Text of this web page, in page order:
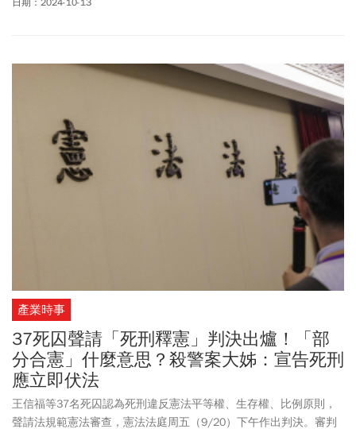
義」包圍飲料店砸店，竹北警方緊急呼籲民眾理性冷靜。
日期：2024-10-13
產業時事
37死囚聲請「死刑釋憲」判決出爐！「部
分合憲」什麼意思？殺警案大姊：宣告死刑
應立即伏法
王信福等37名死囚認為死刑違反憲法平等權、生存權、比例原則，
聲請法規範憲法審查，憲法法庭周五（9/20）下午作出判決。審判